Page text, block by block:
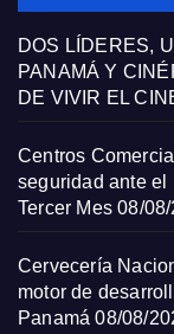
DOS LÍDERES,
PANAMÁ Y
DE VIVIR EL
Centros
seguridad ante el
Tercer Mes 08/
Cervecería
motor de
Panamá 08/08/